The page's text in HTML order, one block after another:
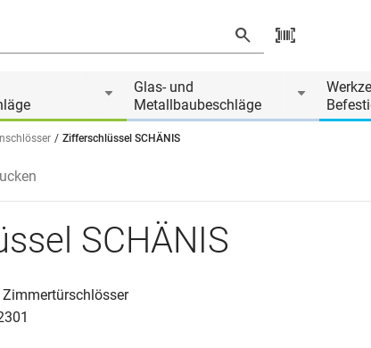
Glas- und
Metallbaubeschläge
Zifferschlüssel SCHÄNIS
SCHÄNIS